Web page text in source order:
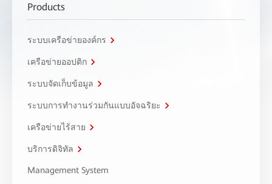
Products
ระบบเครือข่ายองค์กร
เครือข่ายออปติก
ระบบจัดเก็บข้อมูล
ระบบการทำงานร่วมกันแบบอัจฉริยะ
เครือข่ายไร้สาย
บริการดิจิทัล
Management System